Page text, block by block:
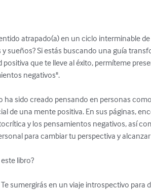
atrapado(a) en un ciclo interminable
sueños? Si estás buscando una guía
que te lleve al éxito, permíteme
negativos".
ha sido creado pensando en personas
de una mente positiva. En sus páginas,
y los pensamientos negativos, así
para cambiar tu perspectiva y
libro?
sumergirás en un viaje introspectivo